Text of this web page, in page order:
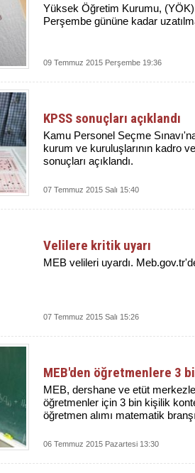
Yüksek Öğretim Kurumu,
Perşembe gününe kadar
09 Temmuz 2015 Perşembe 19:36
KPSS sonuçları açıklandı
Kamu Personel Seçme
kurum ve kuruluşlarının kadro
sonuçları açıklandı.
07 Temmuz 2015 Salı 15:40
Velilere kritik uyarı
MEB velileri uyardı.
07 Temmuz 2015 Salı 15:26
MEB'den öğretmenlere 3
MEB, dershane ve etüt
öğretmenler için 3 bin kişilik
öğretmen alımı matematik
06 Temmuz 2015 Pazartesi 13:30